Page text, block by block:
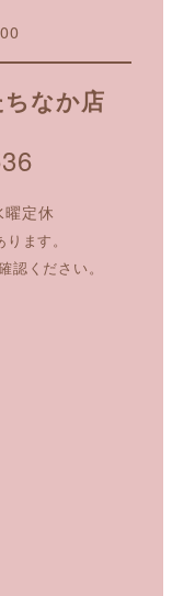
なか店
定休
ます。
ください。